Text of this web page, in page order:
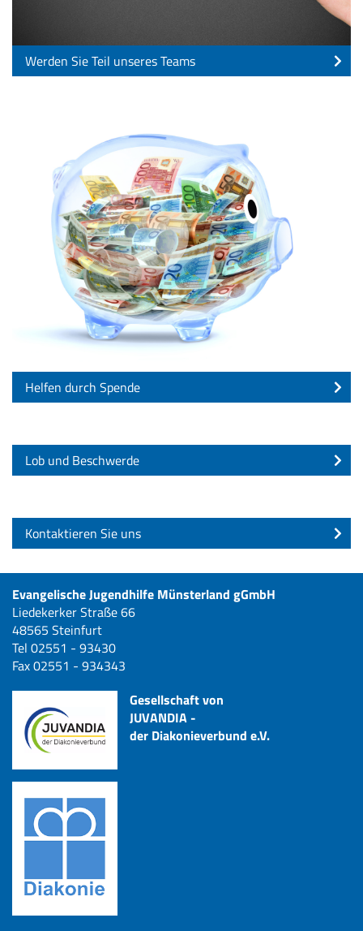
Werden Sie Teil unseres Teams
Helfen durch Spende
Lob und Beschwerde
Kontaktieren Sie uns
Evangelische Jugendhilfe Münsterland gGmbH
Liedekerker Straße 66
48565 Steinfurt
Tel 02551 - 93430
Fax 02551 - 934343
Gesellschaft von
JUVANDIA -
der Diakonieverbund e.V.